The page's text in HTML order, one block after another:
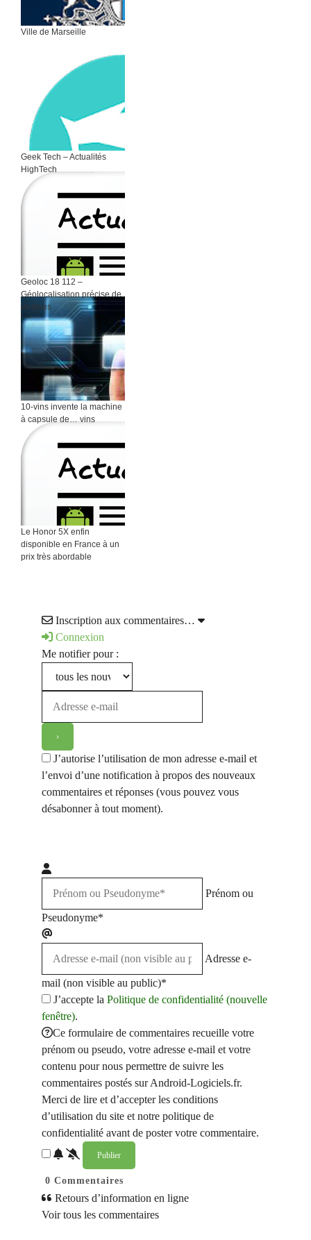
Ville de Marseille
Geek Tech – Actualités
HighTech
Geoloc 18 112 –
Géolocalisation précise de
victimes
10-vins invente la machine
à capsule de… vins
Le Honor 5X enfin
disponible en France à un
prix très abordable
Inscription aux commentaires…
Connexion
Me notifier pour :
J’autorise l’utilisation de mon adresse e-mail et
l’envoi d’une notification à propos des nouveaux
commentaires et réponses (vous pouvez vous
désabonner à tout moment).
Prénom ou
Pseudonyme*
Adresse e-
mail (non visible au public)*
J’accepte la Politique de confidentialité (nouvelle
fenêtre).
Ce formulaire de commentaires recueille votre
prénom ou pseudo, votre adresse e-mail et votre
contenu pour nous permettre de suivre les
commentaires postés sur Android-Logiciels.fr.
Merci de lire et d’accepter les conditions
d’utilisation du site et notre politique de
confidentialité avant de poster votre commentaire.
0 Commentaires
Retours d’information en ligne
Voir tous les commentaires